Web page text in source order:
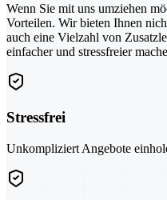
Wenn Sie mit uns umziehen
Vorteilen. Wir bieten Ihnen
auch eine Vielzahl von
einfacher und stressfreier
Stressfrei
Unkompliziert Angebote